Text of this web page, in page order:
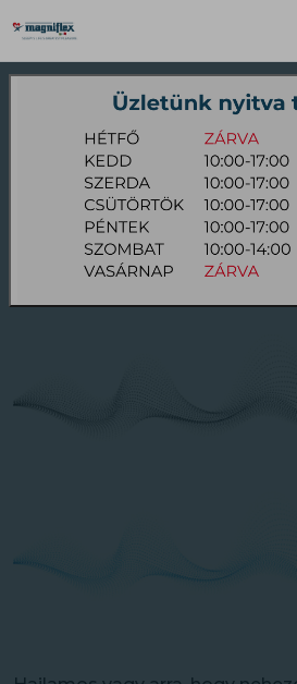
2024 FEBRUÁR 12
Fehér zaj: hasznos